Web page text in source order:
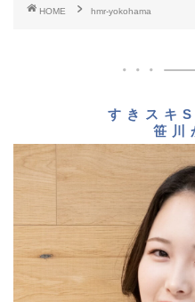
HOME hmr-yokohama
すきスキ
笹川